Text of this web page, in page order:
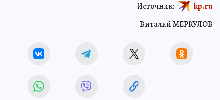
Виталий МЕРКУЛОВ
Источник: kp.ru